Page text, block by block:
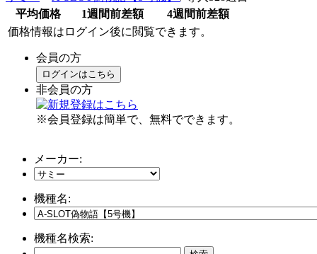
平均価格
1週間前差額
4週間前差額
価格情報はログイン後に閲覧できます。
会員の方
ログインはこちら
非会員の方
※会員登録は簡単で、無料でできます。
メーカー:
機種名:
機種名検索: